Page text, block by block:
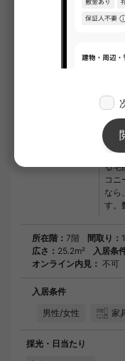
初期費用概算
安全
ン
荷
る宅
コニ
なら
す。
所在階： 7階 間取り：
広さ： 25.2m² 入居条
オンライン内見： 不可
入居条件
男性/女性
家
採光・日当たり